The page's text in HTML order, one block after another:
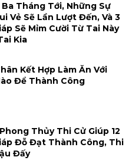
Tháng Tới, Những Sự
Vẻ Sẽ Lần Lượt Đến, Và 3
Sẽ Mỉm Cười Từ Tai Này
Kia
Kết Hợp Làm Ăn Với
Để Thành Công
Thủy Thi Cử Giúp 12
Đỗ Đạt Thành Công, Thi
Đấy